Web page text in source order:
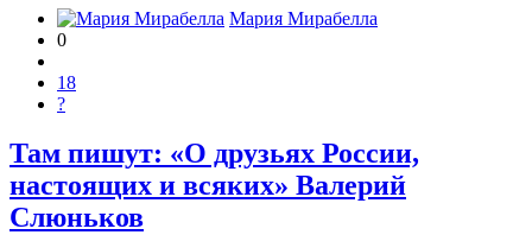
Мария Мирабелла
0
18
?
Там пишут: «О друзьях России,
настоящих и всяких» Валерий
Слюньков